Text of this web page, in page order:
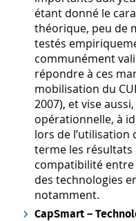
étant donné le
théorique, peu de
testés
communément
répondre à ces
mobilisation du
2007), et vise
opérationnelle, à
lors de l’utilisation
terme les
compatibilité
des technologies
notamment.
CapSmart –